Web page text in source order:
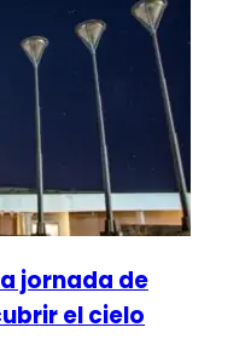
jornada de
el cielo